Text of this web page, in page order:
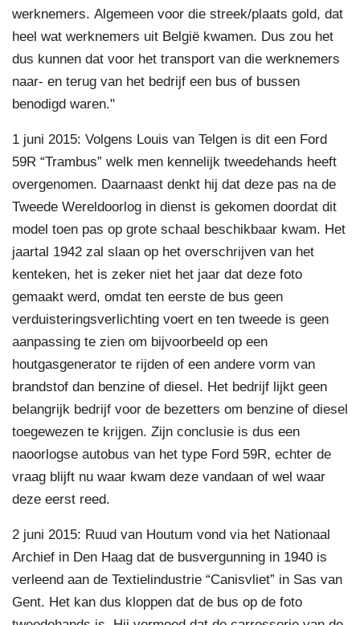
werknemers. Algemeen voor die streek/plaats gold, dat
heel wat werknemers uit België kwamen. Dus zou het
dus kunnen dat voor het transport van die werknemers
naar- en terug van het bedrijf een bus of bussen
benodigd waren."
1 juni 2015: Volgens Louis van Telgen is dit een Ford
59R “Trambus” welk men kennelijk tweedehands heeft
overgenomen. Daarnaast denkt hij dat deze pas na de
Tweede Wereldoorlog in dienst is gekomen doordat dit
model toen pas op grote schaal beschikbaar kwam. Het
jaartal 1942 zal slaan op het overschrijven van het
kenteken, het is zeker niet het jaar dat deze foto
gemaakt werd, omdat ten eerste de bus geen
verduisteringsverlichting voert en ten tweede is geen
aanpassing te zien om bijvoorbeeld op een
houtgasgenerator te rijden of een andere vorm van
brandstof dan benzine of diesel. Het bedrijf lijkt geen
belangrijk bedrijf voor de bezetters om benzine of diesel
toegewezen te krijgen. Zijn conclusie is dus een
naoorlogse autobus van het type Ford 59R, echter de
vraag blijft nu waar kwam deze vandaan of wel waar
deze eerst reed.
2 juni 2015: Ruud van Houtum vond via het Nationaal
Archief in Den Haag dat de busvergunning in 1940 is
verleend aan de Textielindustrie “Canisvliet” in Sas van
Gent. Het kan dus kloppen dat de bus op de foto